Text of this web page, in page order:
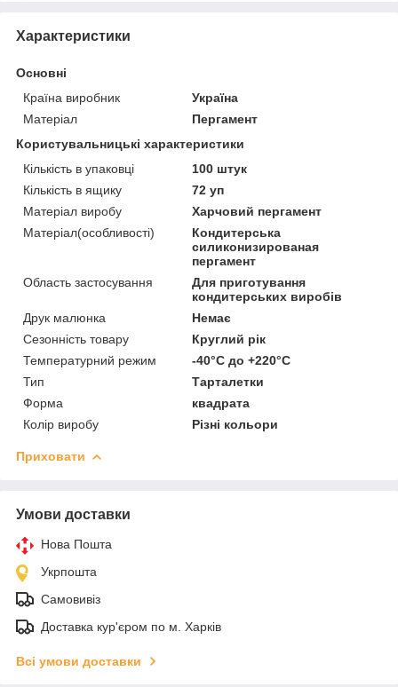
Характеристики
Основні
Країна виробник
Україна
Матеріал
Пергамент
Користувальницькі характеристики
Кількість в упаковці
100 штук
Кількість в ящику
72 уп
Матеріал виробу
Харчовий пергамент
Матеріал(особливості)
Кондитерська
силиконизированая
пергамент
Область застосування
Для приготування
кондитерських виробів
Друк малюнка
Немає
Сезонність товару
Круглий рік
Температурний режим
-40°С до +220°С
Тип
Тарталетки
Форма
квадрата
Колір виробу
Різні кольори
Приховати
Умови доставки
Нова Пошта
Укрпошта
Самовивіз
Доставка кур'єром по м. Харків
Всі умови доставки